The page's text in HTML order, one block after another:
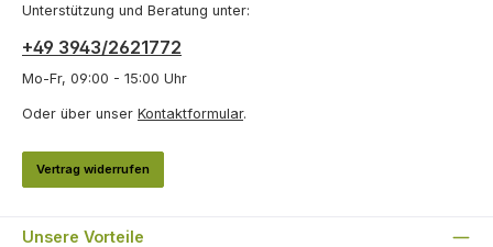
Unterstützung und Beratung unter:
+49 3943/2621772
Mo-Fr, 09:00 - 15:00 Uhr
Oder über unser Kontaktformular.
Vertrag widerrufen
Unsere Vorteile